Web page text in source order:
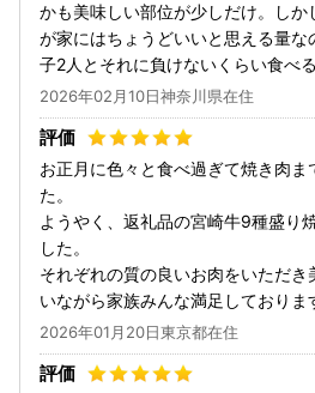
かも美味しい部位が少しだけ。し
が家にはちょうどいいと思える量
子2人とそれに負けないくらい食べ
2026年02月10日神奈川県在住
お正月に色々と食べ過ぎて焼き肉ま
た。
ようやく、返礼品の宮崎牛9種盛り
した。
それぞれの質の良いお肉をいただ
いながら家族みんな満足しておりま
2026年01月20日東京都在住